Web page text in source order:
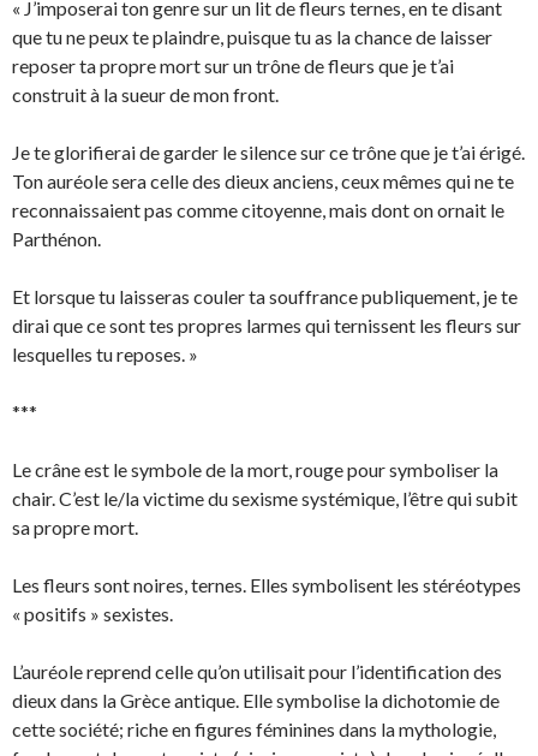
« J’imposerai ton genre sur un lit de fleurs ternes, en te disant
que tu ne peux te plaindre, puisque tu as la chance de laisser
reposer ta propre mort sur un trône de fleurs que je t’ai
construit à la sueur de mon front.
Je te glorifierai de garder le silence sur ce trône que je t’ai érigé.
Ton auréole sera celle des dieux anciens, ceux mêmes qui ne te
reconnaissaient pas comme citoyenne, mais dont on ornait le
Parthénon.
Et lorsque tu laisseras couler ta souffrance publiquement, je te
dirai que ce sont tes propres larmes qui ternissent les fleurs sur
lesquelles tu reposes. »
***
Le crâne est le symbole de la mort, rouge pour symboliser la
chair. C’est le/la victime du sexisme systémique, l’être qui subit
sa propre mort.
Les fleurs sont noires, ternes. Elles symbolisent les stéréotypes
« positifs » sexistes.
L’auréole reprend celle qu’on utilisait pour l’identification des
dieux dans la Grèce antique. Elle symbolise la dichotomie de
cette société; riche en figures féminines dans la mythologie,